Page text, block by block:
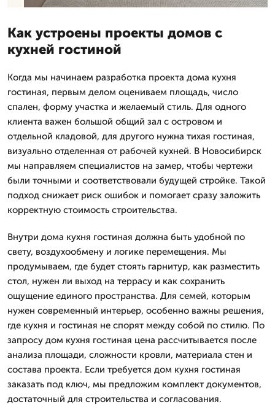
Как устроены проекты домов с
кухней гостиной
Когда мы начинаем разработка проекта дома кухня
гостиная, первым делом оцениваем площадь, число
спален, форму участка и желаемый стиль. Для одного
клиента важен большой общий зал с островом и
отдельной кладовой, для другого нужна тихая гостиная,
визуально отделенная от рабочей кухней. В Новосибирск
мы направляем специалистов на замер, чтобы чертежи
были точными и соответствовали будущей стройке. Такой
подход снижает риск ошибок и помогает сразу заложить
корректную стоимость строительства.
Внутри дома кухня гостиная должна быть удобной по
свету, воздухообмену и логике перемещения. Мы
продумываем, где будет стоять гарнитур, как разместить
стол, нужен ли выход на террасу и как сохранить
ощущение единого пространства. Для семей, которым
нужен современный интерьер, особенно важны решения,
где кухня и гостиная не спорят между собой по стилю. По
запросу дом кухня гостиная цена рассчитывается после
анализа площади, сложности кровли, материала стен и
состава проекта. Если требуется дом кухня гостиная
заказать под ключ, мы предложим комплект документов,
достаточный для строительства и согласования.